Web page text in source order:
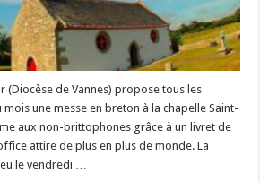
(Diocèse de Vannes) propose tous les
une messe en breton à la chapelle Saint-
aux non-brittophones grâce à un livret de
attire de plus en plus de monde. La
le vendredi …